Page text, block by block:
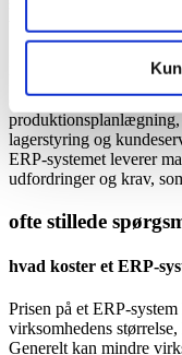
skalerbarhed, hvilket
ERP-systemer kan også
kan en virksomhed
der fokuserer på supply
produktionsplanlægning,
lagerstyring og
ERP-systemet leverer
udfordringer og krav,
ofte stillede
hvad koster et ERP-
Prisen på et ERP-
virksomhedens
Generelt kan mindre